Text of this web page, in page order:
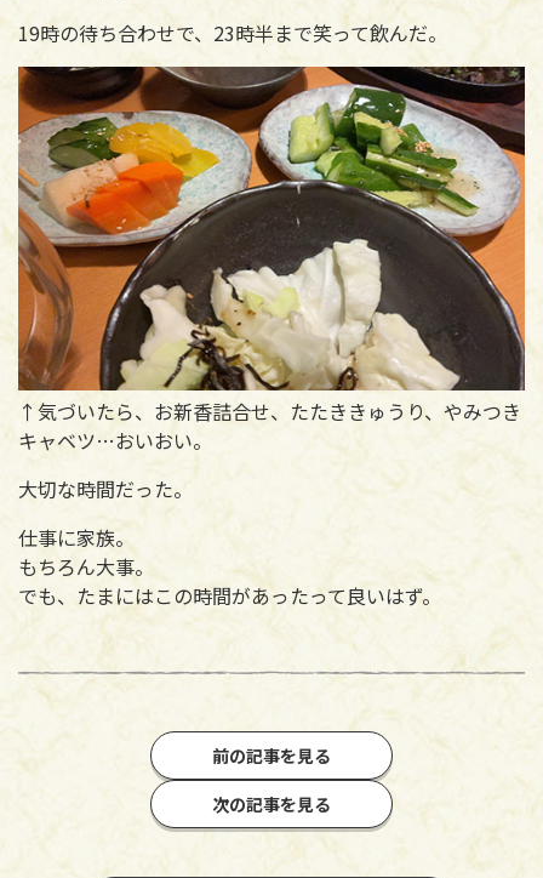
19時の待ち合わせで、23時半まで笑って飲んだ。
↑気づいたら、お新香詰合せ、たたききゅうり、やみつき
キャベツ…おいおい。
大切な時間だった。
仕事に家族。
もちろん大事。
でも、たまにはこの時間があったって良いはず。
前の記事を見る
次の記事を見る